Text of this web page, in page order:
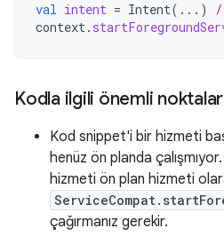
val intent = Intent(...)
context.
Kodla ilgili önemli noktalar
Kod snippet'i bir hizmeti
henüz ön planda
hizmeti ön plan hizmeti
çağırmanız gerekir.